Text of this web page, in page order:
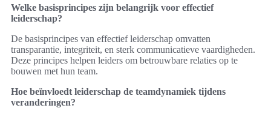
Welke basisprincipes zijn belangrijk voor effectief
leiderschap?
De basisprincipes van effectief leiderschap omvatten
transparantie, integriteit, en sterk communicatieve vaardigheden.
Deze principes helpen leiders om betrouwbare relaties op te
bouwen met hun team.
Hoe beïnvloedt leiderschap de teamdynamiek tijdens
veranderingen?